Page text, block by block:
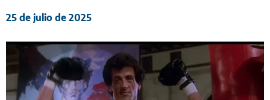
25 de julio de 2025